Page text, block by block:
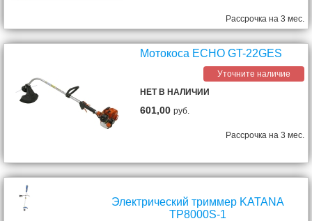
Рассрочка на 3 мес.
Мотокоса ECHO GT-22GES
Уточните наличие
НЕТ В НАЛИЧИИ
601,00руб.
Рассрочка на 3 мес.
Электрический триммер KATANA
TP8000S-1